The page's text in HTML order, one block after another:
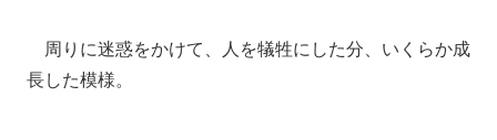
周りに迷惑をかけて、人を犠牲にした分、いくらか成
長した模様。